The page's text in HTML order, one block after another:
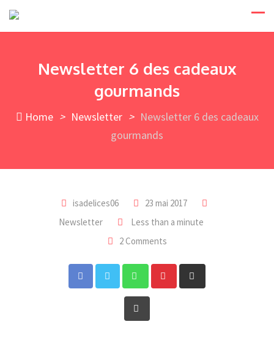
Skip
Newsletter 6 des cadeaux
gourmands
Home > Newsletter > Newsletter 6 des cadeaux
gourmands
isadelices06
23 mai 2017
Newsletter
Less than a minute
2 Comments
WhatsappPinterest
via